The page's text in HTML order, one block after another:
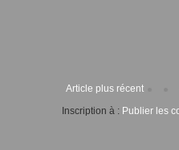
Article plus récent
Inscription à : Publier les